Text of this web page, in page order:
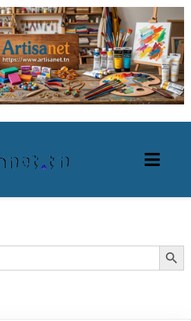
Search Button